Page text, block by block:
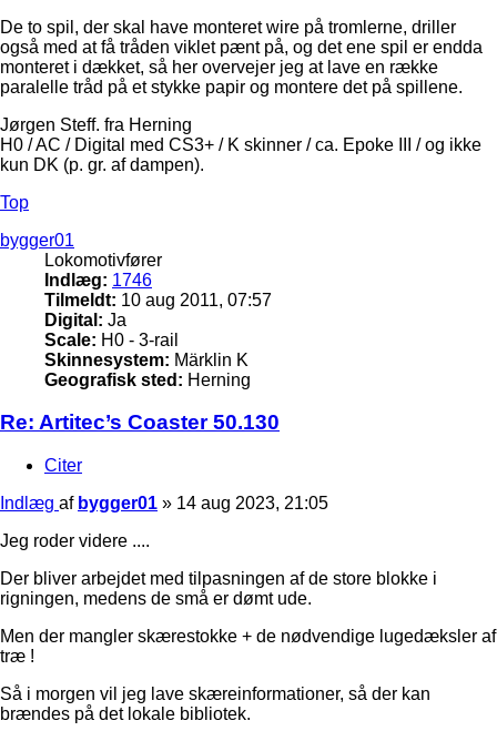
De to spil, der skal have monteret wire på tromlerne, driller
også med at få tråden viklet pænt på, og det ene spil er endda
monteret i dækket, så her overvejer jeg at lave en række
paralelle tråd på et stykke papir og montere det på spillene.
Jørgen Steff. fra Herning
H0 / AC / Digital med CS3+ / K skinner / ca. Epoke III / og ikke
kun DK (p. gr. af dampen).
Top
bygger01
Lokomotivfører
Indlæg: 1746
Tilmeldt: 10 aug 2011, 07:57
Digital: Ja
Scale: H0 - 3-rail
Skinnesystem: Märklin K
Geografisk sted: Herning
Re: Artitec’s Coaster 50.130
Citer
Indlæg af bygger01 » 14 aug 2023, 21:05
Jeg roder videre ....
Der bliver arbejdet med tilpasningen af de store blokke i
rigningen, medens de små er dømt ude.
Men der mangler skærestokke + de nødvendige lugedæksler af
træ !
Så i morgen vil jeg lave skæreinformationer, så der kan
brændes på det lokale bibliotek.